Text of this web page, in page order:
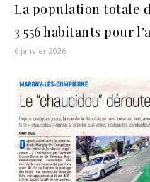
La population totale
3 556 habitants pour
6 janvier 2026